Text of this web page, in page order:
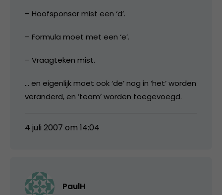
– Hoofsponsor mist een ‘d’.
– Formula moet met een ‘e’.
– Vraagteken mist.
… en eigenlijk moet ook ‘de’ nog in ‘het’ worden
veranderd, en ’team’ worden toegevoegd.
4 juli 2007 om 14:04
PaulH